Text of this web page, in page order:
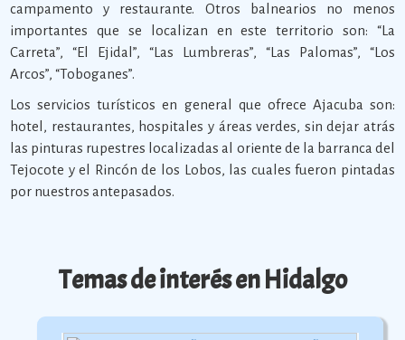
campamento y restaurante. Otros balnearios no menos
importantes que se localizan en este territorio son: “La
Carreta”, “El Ejidal”, “Las Lumbreras”, “Las Palomas”, “Los
Arcos”, “Toboganes”.
Los servicios turísticos en general que ofrece Ajacuba son:
hotel, restaurantes, hospitales y áreas verdes, sin dejar atrás
las pinturas rupestres localizadas al oriente de la barranca del
Tejocote y el Rincón de los Lobos, las cuales fueron pintadas
por nuestros antepasados.
Temas de interés en Hidalgo